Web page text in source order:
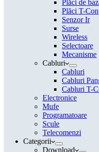
Plăci de
Plăci T-Con
Senzor Ir
Surse
Wireless
Selectoare
Mecanisme
Cabluri
Cabluri
Cabluri
Cabluri T-
Electronice
Mufe
Programatoare
Scule
Telecomenzi
Categorii
Download